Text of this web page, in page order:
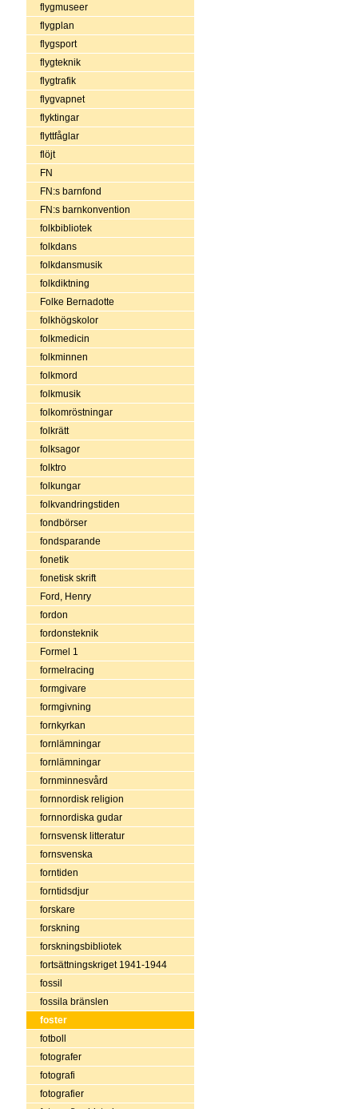
flygmuseer
flygplan
flygsport
flygteknik
flygtrafik
flygvapnet
flyktingar
flyttfåglar
flöjt
FN
FN:s barnfond
FN:s barnkonvention
folkbibliotek
folkdans
folkdansmusik
folkdiktning
Folke Bernadotte
folkhögskolor
folkmedicin
folkminnen
folkmord
folkmusik
folkomröstningar
folkrätt
folksagor
folktro
folkungar
folkvandringstiden
fondbörser
fondsparande
fonetik
fonetisk skrift
Ford, Henry
fordon
fordonsteknik
Formel 1
formelracing
formgivare
formgivning
fornkyrkan
fornlämningar
fornlämningar
fornminnesvård
fornnordisk religion
fornnordiska gudar
fornsvensk litteratur
fornsvenska
forntiden
forntidsdjur
forskare
forskning
forskningsbibliotek
fortsättningskriget 1941-1944
fossil
fossila bränslen
foster
fotboll
fotografer
fotografi
fotografier